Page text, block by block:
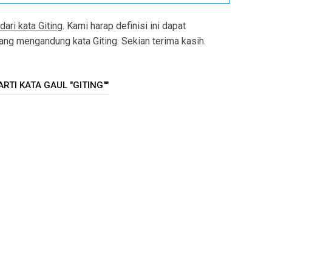
kata Giting. Kami harap definisi ini dapat
mengandung kata Giting. Sekian terima kasih.
KATA GAUL "GITING""